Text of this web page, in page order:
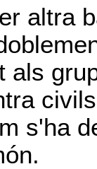
altra
als
s'ha